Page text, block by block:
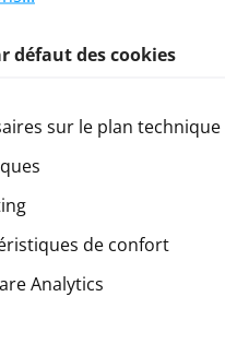
10-12 -
(4)
de produit:
défaut des cookies
sur le plan technique
de confort
Analytics